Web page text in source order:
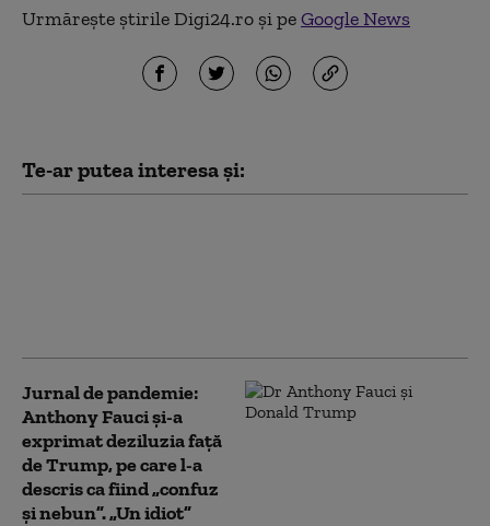
Urmărește știrile Digi24.ro și peGoogle News
Te-ar putea interesa și:
Jurnal de pandemie:
Anthony Fauci și-a
exprimat deziluzia față
de Trump, pe care l-a
descris ca fiind „confuz
și nebun”. „Un idiot”